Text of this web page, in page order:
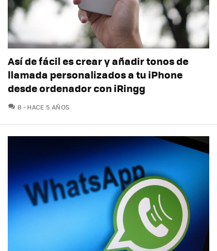
Así de fácil es crear y añadir tonos de
llamada personalizados a tu iPhone
desde ordenador con iRingg
8 COMENTARIOS
HACE 5 AÑOS